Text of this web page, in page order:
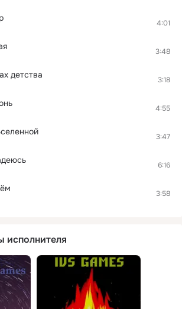
4:01
3:48
детства 3:18
4:55
3:47
6:16
3:58
исполнителя